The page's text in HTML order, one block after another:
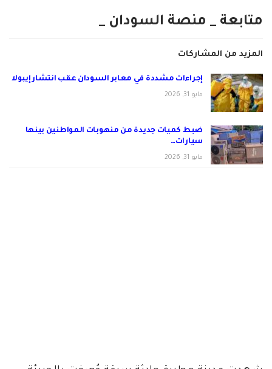
متابعة _ منصة السودان _
المزيد من المشاركات
إجراءات مشددة في معابر السودان عقب انتشار إيبولا
مايو 31, 2026
ضبط كميات جديدة من منهوبات المواطنين بينها
سيارات…
مايو 31, 2026